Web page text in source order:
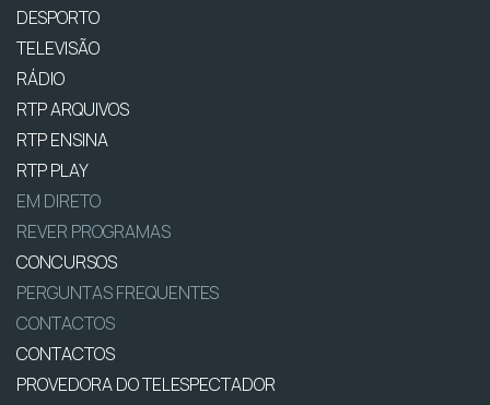
DESPORTO
TELEVISÃO
RÁDIO
RTP ARQUIVOS
RTP ENSINA
RTP PLAY
EM DIRETO
REVER PROGRAMAS
CONCURSOS
PERGUNTAS FREQUENTES
CONTACTOS
CONTACTOS
PROVEDORA DO TELESPECTADOR